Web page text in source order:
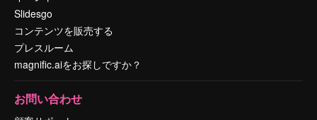
Slidesgo
コンテンツを販売する
プレスルーム
magnific.aiをお探しですか？
お問い合わせ